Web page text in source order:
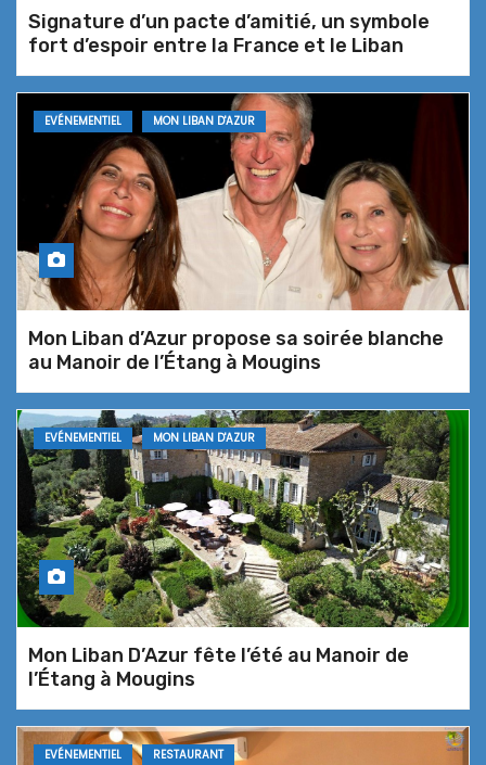
Le Domino entre en jeu… la nouvelle
table de Jacques Rolancy
La 29e Kermesse aux Poissons de
Théoule-sur-Mer accoste au
BISTROT M – Tiara Miramar Beach
Resort*****
Kermesse aux Poissons de Théoule-
sur-Mer – Escale gourmande au
Les Voiles de Théoule – Une
Kermesse aux Poissons version
Grande Marée
Inauguration de la 29e Kermesse
aux Poissons… une expérience
marine à Théoule-sur-Mer
Signature d’un pacte d’amitié, un symbole
fort d’espoir entre la France et le Liban
EVÉNEMENTIEL MON LIBAN D'AZUR
Mon Liban d’Azur propose sa soirée blanche
au Manoir de l’Étang à Mougins
EVÉNEMENTIEL MON LIBAN D'AZUR
Mon Liban D’Azur fête l’été au Manoir de
l’Étang à Mougins
EVÉNEMENTIEL RESTAURANT